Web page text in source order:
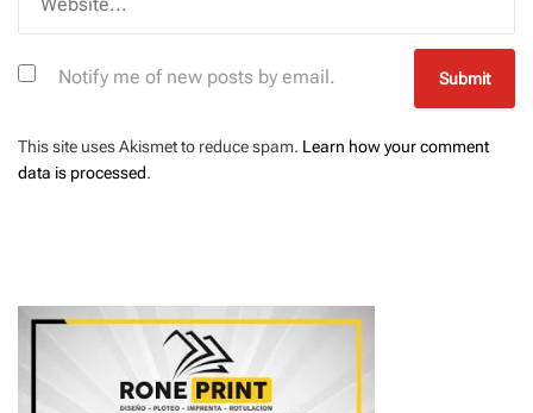
Notify me of new posts by email.
This site uses Akismet to reduce spam. Learn how your comment
data is processed.